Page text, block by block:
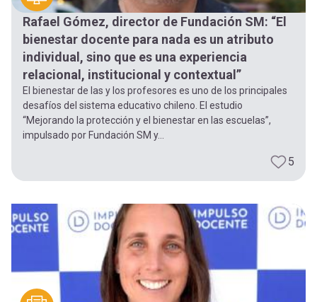
entrar
mi
cuenta
Rafael Gómez, director de Fundación SM: “El
bienestar docente para nada es un atributo
individual, sino que es una experiencia
relacional, institucional y contextual”
El bienestar de las y los profesores es uno de los principales
desafíos del sistema educativo chileno. El estudio
“Mejorando la protección y el bienestar en las escuelas”,
impulsado por Fundación SM y...
5